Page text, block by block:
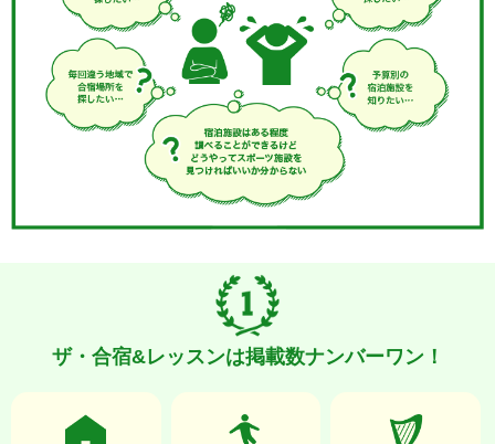
ザ・合宿&レッスンは掲載数ナンバーワン！